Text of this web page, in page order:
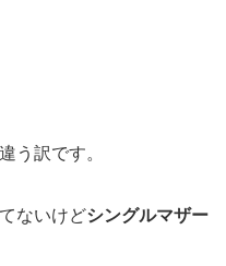
う訳です。
ないけどシングルマザー